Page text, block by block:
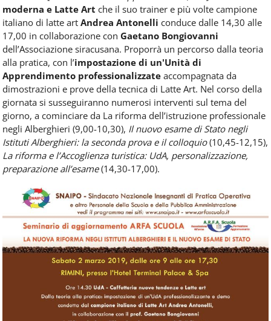
moderna e Latte Art che il suo trainer e più volte campione
italiano di latte art Andrea Antonelli conduce dalle 14,30 alle
17,00 in collaborazione con Gaetano Bongiovanni
dell’Associazione siracusana. Proporrà un percorso dalla teoria
alla pratica, con l’impostazione di un'Unità di
Apprendimento professionalizzate accompagnata da
dimostrazioni e prove della tecnica di Latte Art. Nel corso della
giornata si susseguiranno numerosi interventi sul tema del
giorno, a cominciare da La riforma dell’istruzione professionale
negli Alberghieri (9,00-10,30), Il nuovo esame di Stato negli
Istituti Alberghieri: la seconda prova e il colloquio(10,45-12,15),
La riforma e l’Accoglienza turistica: UdA, personalizzazione,
preparazione all’esame(14,30-17,00).